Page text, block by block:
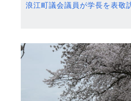
浪江町議会議員が学長を表敬